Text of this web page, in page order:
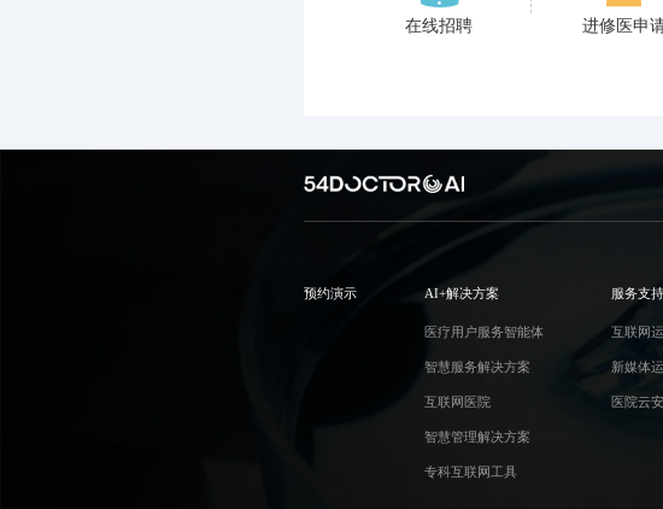
在线招聘 进修医申
预约演示 AI+解决方案
医疗用户服务智能体
智慧服务解决方案
互联网医院
智慧管理解决方案
专科互联网工具
服务支持
互联网
新媒体
医院云